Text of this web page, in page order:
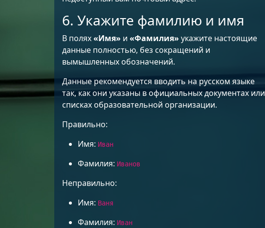
6. Укажите фамилию и имя
В полях«Имя» и «Фамилия» укажите настоящие
данные полностью, без сокращений и
вымышленных обозначений.
Данные рекомендуется вводить на русском языке
так, как они указаны в официальных документах или
списках образовательной организации.
Правильно:
Имя: Иван
Фамилия: Иванов
Неправильно:
Имя: Ваня
Фамилия: Иван